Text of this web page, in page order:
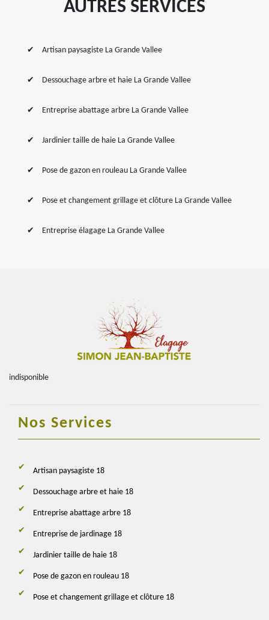
AUTRES SERVICES
Artisan paysagiste La Grande Vallee
Dessouchage arbre et haie La Grande Vallee
Entreprise abattage arbre La Grande Vallee
Jardinier taille de haie La Grande Vallee
Pose de gazon en rouleau La Grande Vallee
Pose et changement grillage et clôture La Grande Vallee
Entreprise élagage La Grande Vallee
indisponible
Nos Services
Artisan paysagiste 18
Dessouchage arbre et haie 18
Entreprise abattage arbre 18
Entreprise de jardinage 18
Jardinier taille de haie 18
Pose de gazon en rouleau 18
Pose et changement grillage et clôture 18